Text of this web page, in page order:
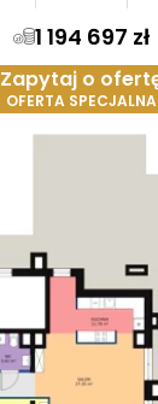
1 194 697 zł
Zapytaj o
OFERTA SPECJALNA